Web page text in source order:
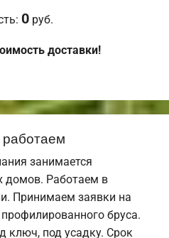
0 руб.
доставки!
занимается
домов. Работаем в
Принимаем заявки на
бруса.
ключ, под усадку. Срок